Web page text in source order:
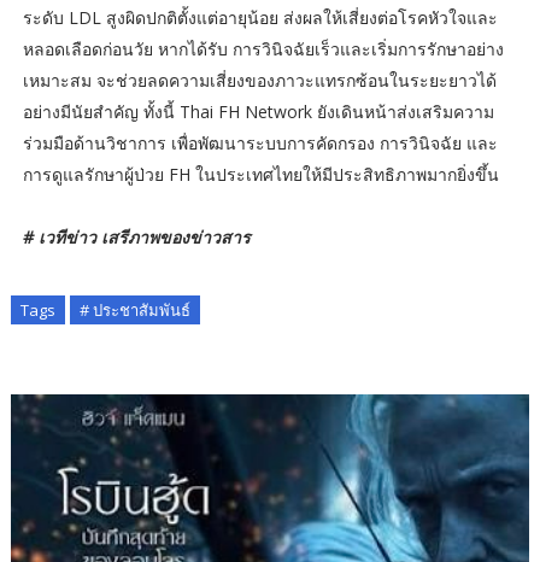
ระดับ LDL สูงผิดปกติตั้งแต่อายุน้อย ส่งผลให้เสี่ยงต่อโรคหัวใจและ
หลอดเลือดก่อนวัย หากได้รับ การวินิจฉัยเร็วและเริ่มการรักษาอย่าง
เหมาะสม จะช่วยลดความเสี่ยงของภาวะแทรกซ้อนในระยะยาวได้
อย่างมีนัยสําคัญ ทั้งนี้ Thai FH Network ยังเดินหน้าส่งเสริมความ
ร่วมมือด้านวิชาการ เพื่อพัฒนาระบบการคัดกรอง การวินิจฉัย และ
การดูแลรักษาผู้ป่วย FH ในประเทศไทยให้มีประสิทธิภาพมากยิ่งขึ้น
# เวทีข่าว เสรีภาพของข่าวสาร
Tags # ประชาสัมพันธ์